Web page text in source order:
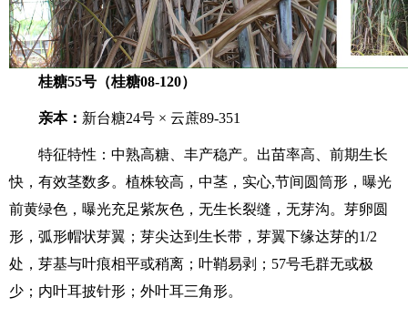
桂糖55号（桂糖08-120）
亲本： 新台糖24号 × 云蔗89-351
特征特性：中熟高糖、丰产稳产。出苗率高、前期生长
快，有效茎数多。植株较高，中茎，实心,节间圆筒形，曝光
前黄绿色，曝光充足紫灰色，无生长裂缝，无芽沟。芽卵圆
形，弧形帽状芽翼；芽尖达到生长带，芽翼下缘达芽的1/2
处，芽基与叶痕相平或稍离；叶鞘易剥；57号毛群无或极
少；内叶耳披针形；外叶耳三角形。